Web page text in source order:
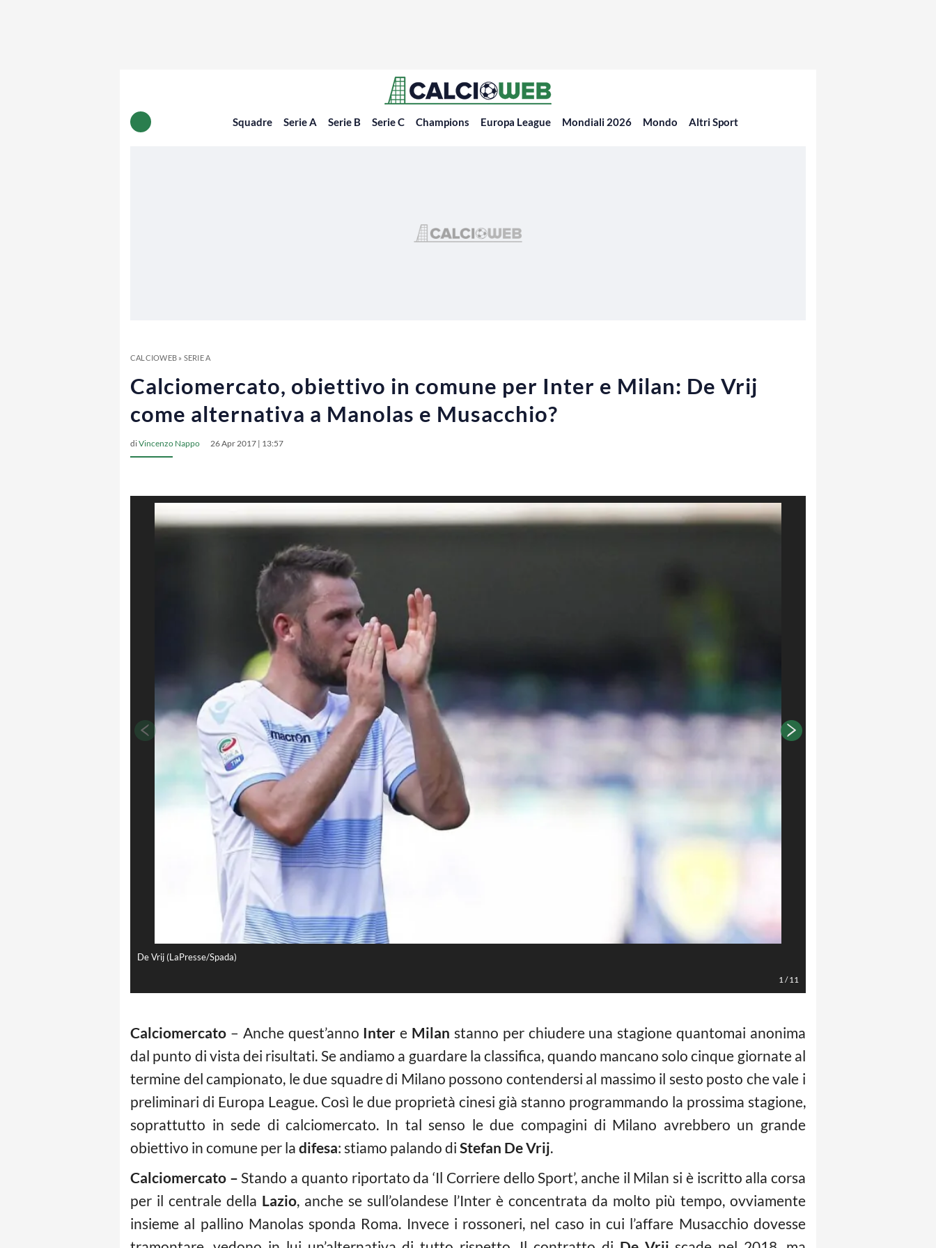
Squadre Serie A Serie B Serie C Champions Europa League Mondiali 2026 Mondo Altri Sport
CALCIOWEB» SERIE A
Calciomercato, obiettivo in comune per Inter e Milan: De Vrij
come alternativa a Manolas e Musacchio?
diVincenzo Nappo 26 Apr 2017 | 13:57
De Vrij (LaPresse/Spada)
1/11
Calciomercato – Anche quest’anno Inter e Milan stanno per chiudere una stagione quantomai anonima
dal punto di vista dei risultati. Se andiamo a guardare la classifica, quando mancano solo cinque giornate al
termine del campionato, le due squadre di Milano possono contendersi al massimo il sesto posto che vale i
preliminari di Europa League. Così le due proprietà cinesi già stanno programmando la prossima stagione,
soprattutto in sede di calciomercato. In tal senso le due compagini di Milano avrebbero un grande
obiettivo in comune per la difesa: stiamo palando di Stefan De Vrij.
Calciomercato –Stando a quanto riportato da ‘Il Corriere dello Sport’, anche il Milan si è iscritto alla corsa
per il centrale della Lazio, anche se sull’olandese l’Inter è concentrata da molto più tempo, ovviamente
insieme al pallino Manolas sponda Roma. Invece i rossoneri, nel caso in cui l’affare Musacchio dovesse